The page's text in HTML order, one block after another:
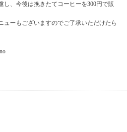
、今後は挽きたてコーヒーを300円で販
ューもございますのでご了承いただけたら